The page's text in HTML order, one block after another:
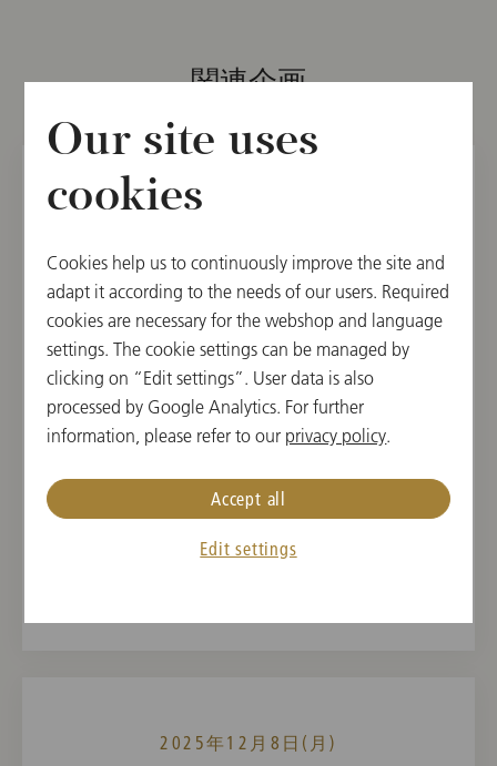
関連企画
2025年12月6日(土)
3rd Subscription Concert
15:30 開演
ウィーン楽友協会, 大ホール, ウィーン, オースト
リア
指揮者
Jakub Hrůša
曲目
Zoltán Kodály,
Béla Bartók,
2025年12月8日(月)
Our site uses
cookies
Cookies help us to continuously improve the site and
adapt it according to the needs of our users. Required
cookies are necessary for the webshop and language
settings. The cookie settings can be managed by
clicking on “Edit settings”. User data is also
processed by Google Analytics. For further
information, please refer to our privacy policy.
Edit settings
Accept all